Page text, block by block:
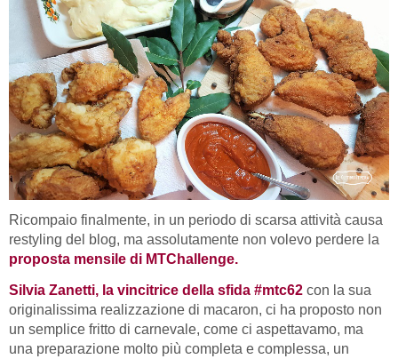
Ricompaio finalmente, in un periodo di scarsa attività causa
restyling del blog, ma assolutamente non volevo perdere la
proposta mensile di MTChallenge.
Silvia Zanetti, la vincitrice della sfida #mtc62 con la sua
originalissima realizzazione di macaron, ci ha proposto non
un semplice fritto di carnevale, come ci aspettavamo, ma
una preparazione molto più completa e complessa, un